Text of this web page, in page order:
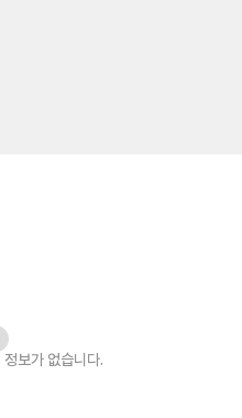
정보가 없습니다.